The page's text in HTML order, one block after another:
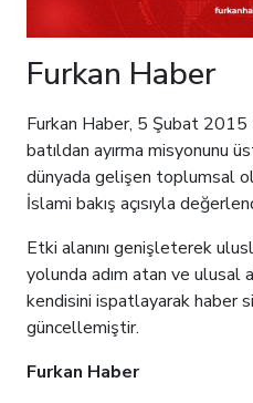
Furkan Haber
Furkan Haber, 5 Şubat 2015
batıldan ayırma misyonunu
dünyada gelişen toplumsal
İslami bakış açısıyla
Etki alanını genişleterek
yolunda adım atan ve ulusal
kendisini ispatlayarak haber
güncellemiştir.
Furkan Haber